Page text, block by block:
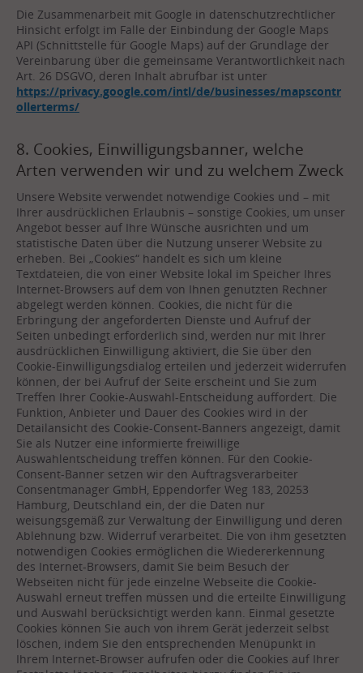
Die Zusammenarbeit mit Google in datenschutzrechtlicher
Hinsicht erfolgt im Falle der Einbindung der Google Maps
API (Schnittstelle für Google Maps) auf der Grundlage der
Vereinbarung über die gemeinsame Verantwortlichkeit nach
Art. 26 DSGVO, deren Inhalt abrufbar ist unter
https://privacy.google.com/intl/de/businesses/mapscontr
ollerterms/
8. Cookies, Einwilligungsbanner, welche
Arten verwenden wir und zu welchem Zweck
Unsere Website verwendet notwendige Cookies und – mit
Ihrer ausdrücklichen Erlaubnis – sonstige Cookies, um unser
Angebot besser auf Ihre Wünsche ausrichten und um
statistische Daten über die Nutzung unserer Website zu
erheben. Bei „Cookies“ handelt es sich um kleine
Textdateien, die von einer Website lokal im Speicher Ihres
Internet-Browsers auf dem von Ihnen genutzten Rechner
abgelegt werden können. Cookies, die nicht für die
Erbringung der angeforderten Dienste und Aufruf der
Seiten unbedingt erforderlich sind, werden nur mit Ihrer
ausdrücklichen Einwilligung aktiviert, die Sie über den
Cookie-Einwilligungsdialog erteilen und jederzeit widerrufen
können, der bei Aufruf der Seite erscheint und Sie zum
Treffen Ihrer Cookie-Auswahl-Entscheidung auffordert. Die
Funktion, Anbieter und Dauer des Cookies wird in der
Detailansicht des Cookie-Consent-Banners angezeigt, damit
Sie als Nutzer eine informierte freiwillige
Auswahlentscheidung treffen können. Für den Cookie-
Consent-Banner setzen wir den Auftragsverarbeiter
Consentmanager GmbH, Eppendorfer Weg 183, 20253
Hamburg, Deutschland ein, der die Daten nur
weisungsgemäß zur Verwaltung der Einwilligung und deren
Ablehnung bzw. Widerruf verarbeitet. Die von ihm gesetzten
notwendigen Cookies ermöglichen die Wiedererkennung
des Internet-Browsers, damit Sie beim Besuch der
Webseiten nicht für jede einzelne Webseite die Cookie-
Auswahl erneut treffen müssen und die erteilte Einwilligung
und Auswahl berücksichtigt werden kann. Einmal gesetzte
Cookies können Sie auch von ihrem Gerät jederzeit selbst
löschen, indem Sie den entsprechenden Menüpunkt in
Ihrem Internet-Browser aufrufen oder die Cookies auf Ihrer